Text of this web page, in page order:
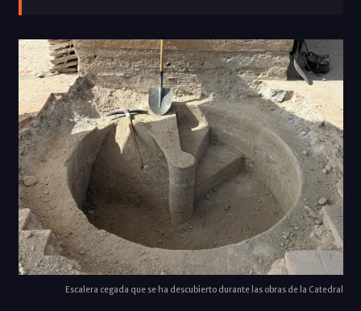
Escalera cegada que se ha descubierto durante las obras de la Catedral